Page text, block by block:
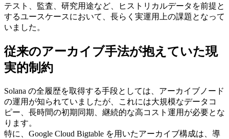
テスト、監査、研究用途など、ヒストリカルデータを前提と
するユースケースにおいて、長らく実運用上の課題となって
いました。
従来のアーカイブ手法が抱えていた現
実的制約
Solana の全履歴を取得する手段としては、アーカイブノード
の運用が知られていましたが、これには大規模なデータコ
ピー、長時間の初期同期、継続的な高コスト運用が必要とな
ります。
特に、Google Cloud Bigtable を用いたアーカイブ構成は、導